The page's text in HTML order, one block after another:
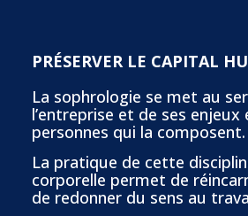
PRÉSERVER LE CAPITAL
La sophrologie se met au
l’entreprise et de ses enjeux
personnes qui la composent.
La pratique de cette
corporelle permet de
de redonner du sens au